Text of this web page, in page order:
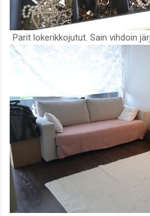
Parit lokerikkojutut. Sain vihdoin